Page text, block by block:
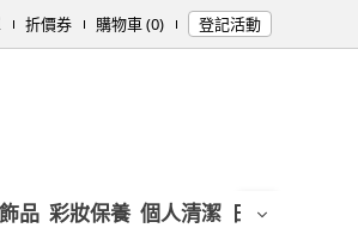
折價券 購物車 (0) 登記活動
品 彩妝保養 個人清潔 日用/紙品